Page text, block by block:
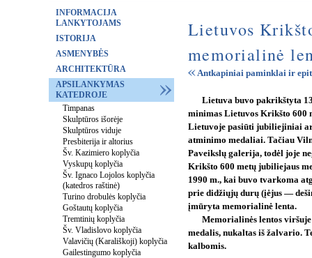
INFORMACIJA
LANKYTOJAMS
ISTORIJA
ASMENYBĖS
ARCHITEKTŪRA
APSILANKYMAS
KATEDROJE
Timpanas
Skulptūros išorėje
Skulptūros viduje
Presbiterija ir altorius
Šv. Kazimiero koplyčia
Vyskupų koplyčia
Šv. Ignaco Lojolos koplyčia
(katedros raštinė)
Turino drobulės koplyčia
Goštautų koplyčia
Tremtinių koplyčia
Šv. Vladislovo koplyčia
Valavičių (Karališkoji) koplyčia
Gailestingumo koplyčia
Lietuvos
memorialinė
Antkapiniai paminklai ir
Lietuva buvo pakrikštyta
minimas Lietuvos Krikšto 600
Lietuvoje pasiūti jubiliejiniai
atminimo medaliai. Tačiau
Paveikslų galerija, todėl joje
Krikšto 600 metų jubiliejaus
1990 m., kai buvo tvarkoma
prie didžiųjų durų (įėjus —
įmūryta memorialinė lenta.
Memorialinės lentos
medalis, nukaltas iš žalvario.
kalbomis.